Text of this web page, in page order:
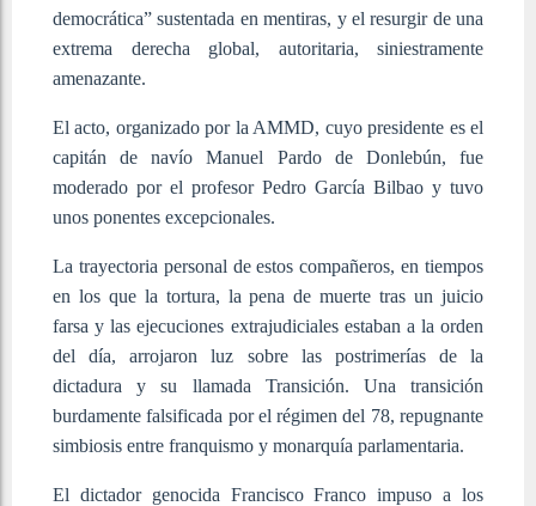
democrática” sustentada en mentiras, y el resurgir de una
extrema derecha global, autoritaria, siniestramente
amenazante.
El acto, organizado por la AMMD, cuyo presidente es el
capitán de navío Manuel Pardo de Donlebún, fue
moderado por el profesor Pedro García Bilbao y tuvo
unos ponentes excepcionales.
La trayectoria personal de estos compañeros, en tiempos
en los que la tortura, la pena de muerte tras un juicio
farsa y las ejecuciones extrajudiciales estaban a la orden
del día, arrojaron luz sobre las postrimerías de la
dictadura y su llamada Transición. Una transición
burdamente falsificada por el régimen del 78, repugnante
simbiosis entre franquismo y monarquía parlamentaria.
El dictador genocida Francisco Franco impuso a los